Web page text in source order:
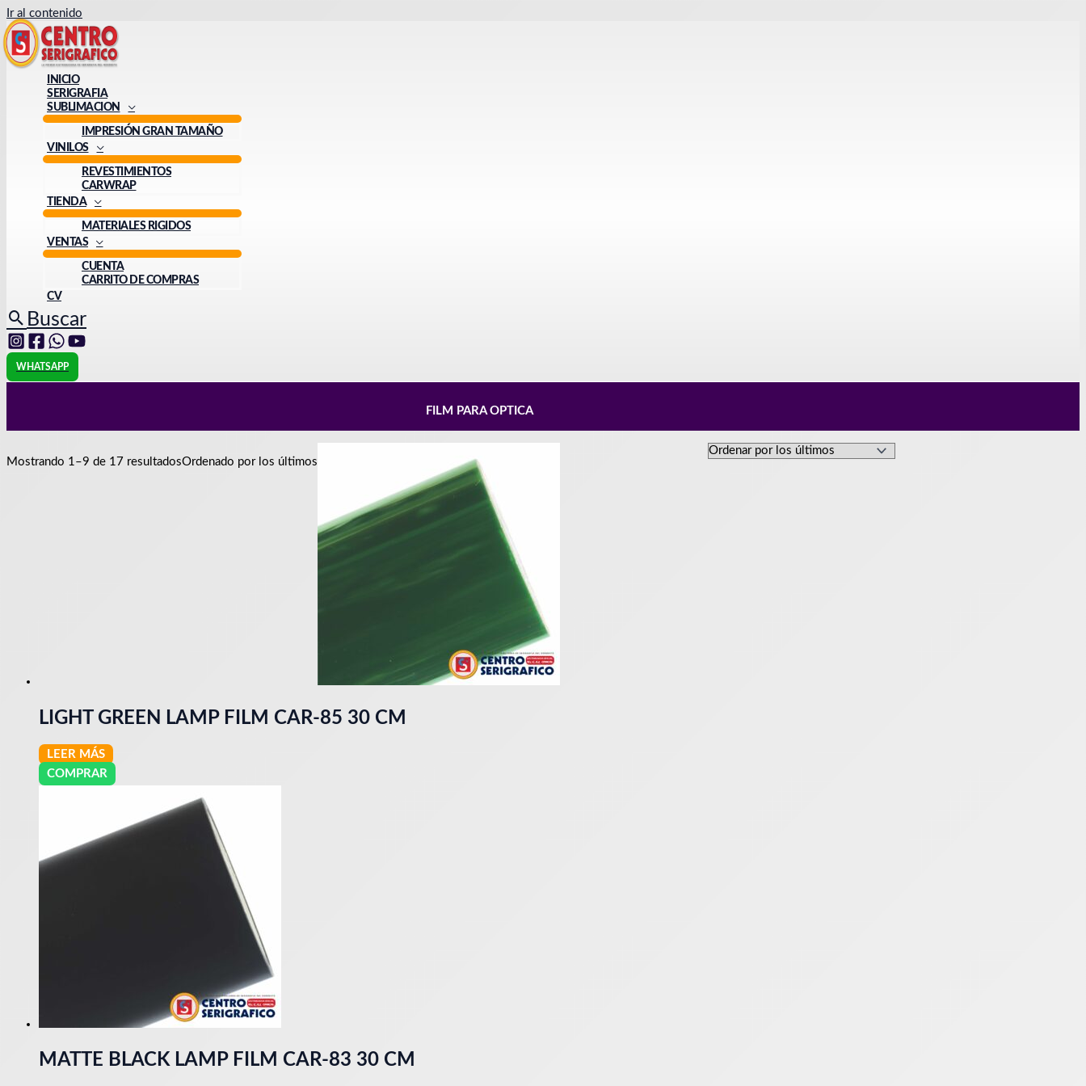
Ir al contenido
INICIO
SERIGRAFIA
SUBLIMACION
IMPRESIÓN GRAN TAMAÑO
VINILOS
REVESTIMIENTOS
CARWRAP
TIENDA
MATERIALES RIGIDOS
VENTAS
CUENTA
CARRITO DE COMPRAS
CV
Buscar
WHATSAPP
FILM PARA OPTICA
Mostrando 1–9 de 17 resultadosOrdenado por los últimos
LIGHT GREEN LAMP FILM CAR-85 30 CM
LEER MÁS
COMPRAR
MATTE BLACK LAMP FILM CAR-83 30 CM